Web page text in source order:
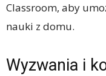
Classroom, aby
nauki z domu.
Wyzwania i